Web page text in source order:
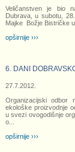
Veličanstven je bio
Dubrava, u subotu,
Majke Božje Bistričke
opširnije ›››
6. DANI
27.7.2012.
Organizacijski odbor
ekološke proizvodnje
u svezi ovogodišnje
o...
opširnije ›››